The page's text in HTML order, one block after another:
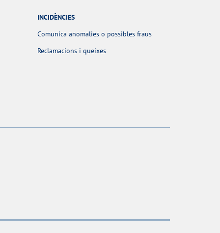
INCIDÈNCIES
Comunica anomalies o possibles fraus
Reclamacions i queixes